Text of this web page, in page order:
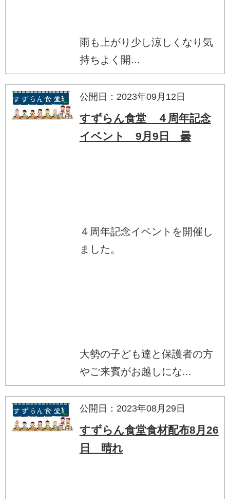
雨も上がり少し涼しくなり気
持ちよく開...
公開日：2023年09月12日
すずらん食堂 ４周年記念
イベント 9月9日 曇
４周年記念イベントを開催し
ました。
大勢の子ども達と保護者の方
やご来賓がお越しにな...
公開日：2023年08月29日
すずらん食堂食材配布8月26
日 晴れ